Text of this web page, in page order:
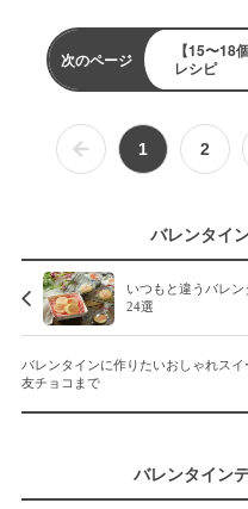
次のページ
【15〜18
レシピ
1 2
バレンタイ
いつもと違うバレ
24選
バレンタインに作りたいおしゃれス
友チョコまで
バレンタイン